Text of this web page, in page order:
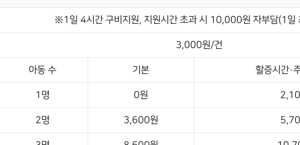
※1일 4시간 구비지원, 지원시간 초과 시 10,000원 자부담(1일
3,000원/건
아동 수 기본 할증시간·
1명 0원
2명 3,600원